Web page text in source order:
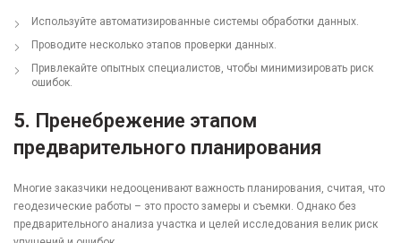
Используйте автоматизированные системы обработки данных.
Проводите несколько этапов проверки данных.
Привлекайте опытных специалистов, чтобы минимизировать риск
ошибок.
5. Пренебрежение этапом
предварительного планирования
Многие заказчики недооценивают важность планирования, считая, что
геодезические работы – это просто замеры и съемки. Однако без
предварительного анализа участка и целей исследования велик риск